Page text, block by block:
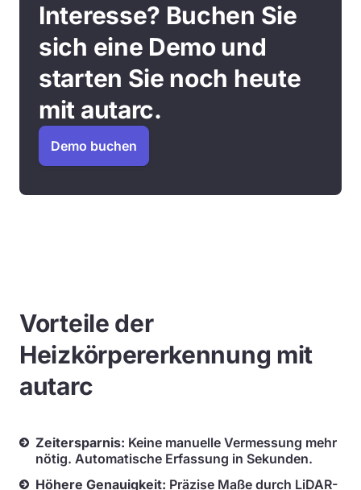
Interesse? Buchen Sie
sich eine Demo und
starten Sie noch heute
mit autarc.
Demo buchen
Vorteile der
Heizkörpererkennung mit
autarc
Zeitersparnis: Keine manuelle Vermessung mehr
nötig. Automatische Erfassung in Sekunden.
Höhere Genauigkeit: Präzise Maße durch LiDAR-